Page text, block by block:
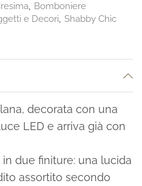
Bomboniere
e Decori Shabby Chic
decorata con una
LED e arriva già con
due finiture: una lucida
assortito secondo